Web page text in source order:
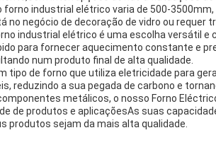
forno industrial elétrico varia de 500-
no negócio de decoração de vidro ou requer
industrial elétrico é uma escolha versátil e
para fornecer aquecimento constante e
num produto final de alta qualidade.
tipo de forno que utiliza eletricidade para
reduzindo a sua pegada de carbono e
metálicos, o nosso Forno
de produtos e aplicaçõesAs suas
produtos sejam da mais alta qualidade.